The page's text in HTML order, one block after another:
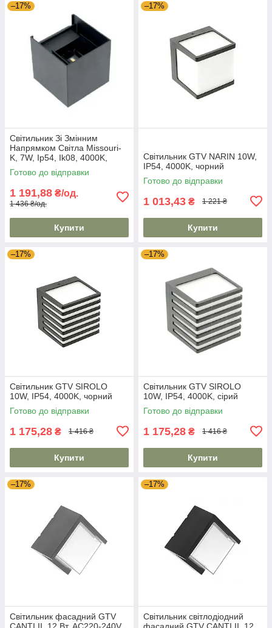
–17%
Світильник Зі Змінним
Напрямком Світла Missouri-
K, 7W, Ip54, Ik08, 4000K,
Квадрат, Чорний (Ld-
Miss7Wkc-Nb) GTV
Готово до відправки
1 191,88 ₴/од.
1 436 ₴/од.
Купити
–17%
Світильник GTV NARIN 10W,
IP54, 4000K, чорний
Готово до відправки
1 013,43 ₴ 1 221 ₴
Купити
–17%
Світильник GTV SIROLO
10W, IP54, 4000K, чорний
Готово до відправки
1 175,28 ₴ 1 416 ₴
Купити
–17%
Світильник GTV SIROLO
10W, IP54, 4000K, сірий
Готово до відправки
1 175,28 ₴ 1 416 ₴
Купити
–17%
Світильник фасадний GTV
–17%
Світильник світлодіодний